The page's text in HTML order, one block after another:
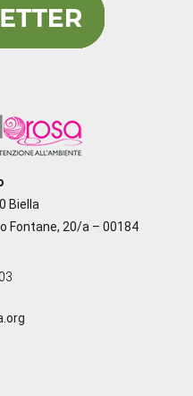
Biella
Fontane, 20/a – 00184